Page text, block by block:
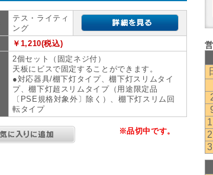
テス・ライティ
ング
￥1,210(税込)
2個セット（固定ネジ付）
天板にビスで固定することができます。
●対応器具/棚下灯タイプ、棚下灯スリムタイ
プ、棚下灯超スリムタイプ（用途限定品
〔PSE規格対象外〕除く）、棚下灯スリム回
転タイプ
※品切中です。